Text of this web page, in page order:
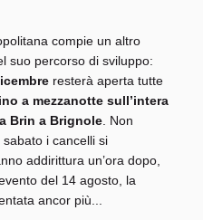
compie un altro
suo percorso di sviluppo:
resterà aperta tutte
a mezzanotte sull’intera
Brin a Brignole. Non
sabato i cancelli si
addirittura un’ora dopo,
del 14 agosto, la
ancor più...